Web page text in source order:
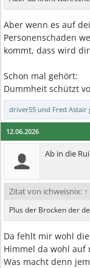
Aber wenn es auf
Personenschaden
kommt, dass wird
Schon mal gehört:
Dummheit schützt
driver55 und Fred Astair
12.06.2026
Ab in die
Zitat von ichweisnix: ↑
Plus der Brocken der
Da fehlt mir wohl
Himmel da wohl auf
Was macht denn